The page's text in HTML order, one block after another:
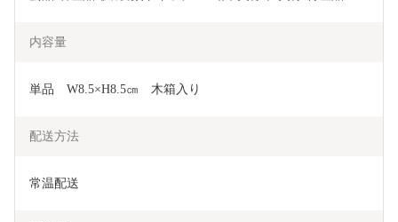
内容量
単品　W8.5×H8.5㎝　木箱入り
配送方法
常温配送